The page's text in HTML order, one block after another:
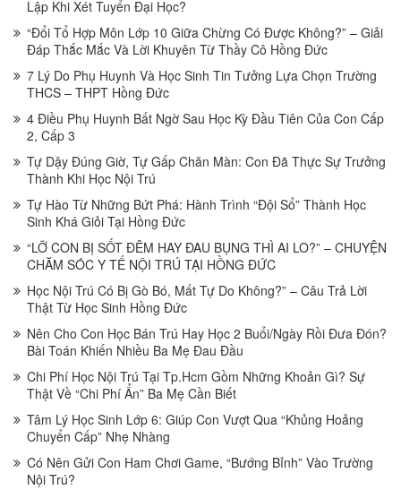
Lập Khi Xét Tuyển Đại Học?
“Đổi Tổ Hợp Môn Lớp 10 Giữa Chừng Có Được Không?” – Giải
Đáp Thắc Mắc Và Lời Khuyên Từ Thầy Cô Hồng Đức
7 Lý Do Phụ Huynh Và Học Sinh Tin Tưởng Lựa Chọn Trường
THCS – THPT Hồng Đức
4 Điều Phụ Huynh Bất Ngờ Sau Học Kỳ Đầu Tiên Của Con Cấp
2, Cấp 3
Tự Dậy Đúng Giờ, Tự Gấp Chăn Màn: Con Đã Thực Sự Trưởng
Thành Khi Học Nội Trú
Tự Hào Từ Những Bứt Phá: Hành Trình “Đội Sổ” Thành Học
Sinh Khá Giỏi Tại Hồng Đức
“LỠ CON BỊ SỐT ĐÊM HAY ĐAU BỤNG THÌ AI LO?” – CHUYỆN
CHĂM SÓC Y TẾ NỘI TRÚ TẠI HỒNG ĐỨC
Học Nội Trú Có Bị Gò Bó, Mất Tự Do Không?” – Câu Trả Lời
Thật Từ Học Sinh Hồng Đức
Nên Cho Con Học Bán Trú Hay Học 2 Buổi/Ngày Rồi Đưa Đón?
Bài Toán Khiến Nhiều Ba Mẹ Đau Đầu
Chi Phí Học Nội Trú Tại Tp.Hcm Gồm Những Khoản Gì? Sự
Thật Về “Chi Phí Ẩn” Ba Mẹ Cần Biết
Tâm Lý Học Sinh Lớp 6: Giúp Con Vượt Qua “Khủng Hoảng
Chuyển Cấp” Nhẹ Nhàng
Có Nên Gửi Con Ham Chơi Game, “Bướng Bỉnh” Vào Trường
Nội Trú?